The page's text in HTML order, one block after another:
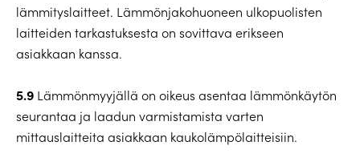
lämmityslaitteet. Lämmönjakohuoneen ulkopuolisten
laitteiden tarkastuksesta on sovittava erikseen
asiakkaan kanssa.
5.9 Lämmönmyyjällä on oikeus asentaa lämmönkäytön
seurantaa ja laadun varmistamista varten
mittauslaitteita asiakkaan kaukolämpölaitteisiin.